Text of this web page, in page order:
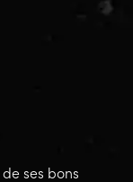
ses bons